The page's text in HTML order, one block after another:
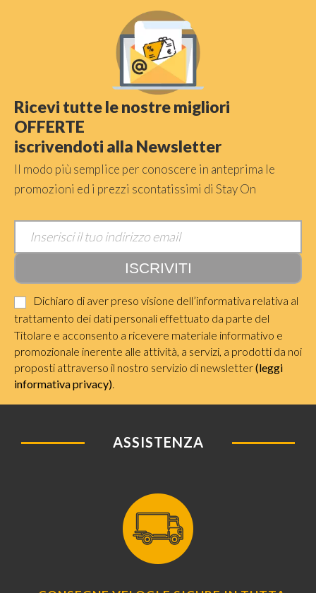
Ricevi tutte le nostre migliori
OFFERTE
iscrivendoti alla Newsletter
Il modo più semplice per conoscere in anteprima le
promozioni ed i prezzi scontatissimi di Stay On
Dichiaro di aver preso visione dell’informativa relativa al
trattamento dei dati personali effettuato da parte del
Titolare e acconsento a ricevere materiale informativo e
promozionale inerente alle attività, a servizi, a prodotti da noi
proposti attraverso il nostro servizio di newsletter(leggi
informativa privacy).
ASSISTENZA